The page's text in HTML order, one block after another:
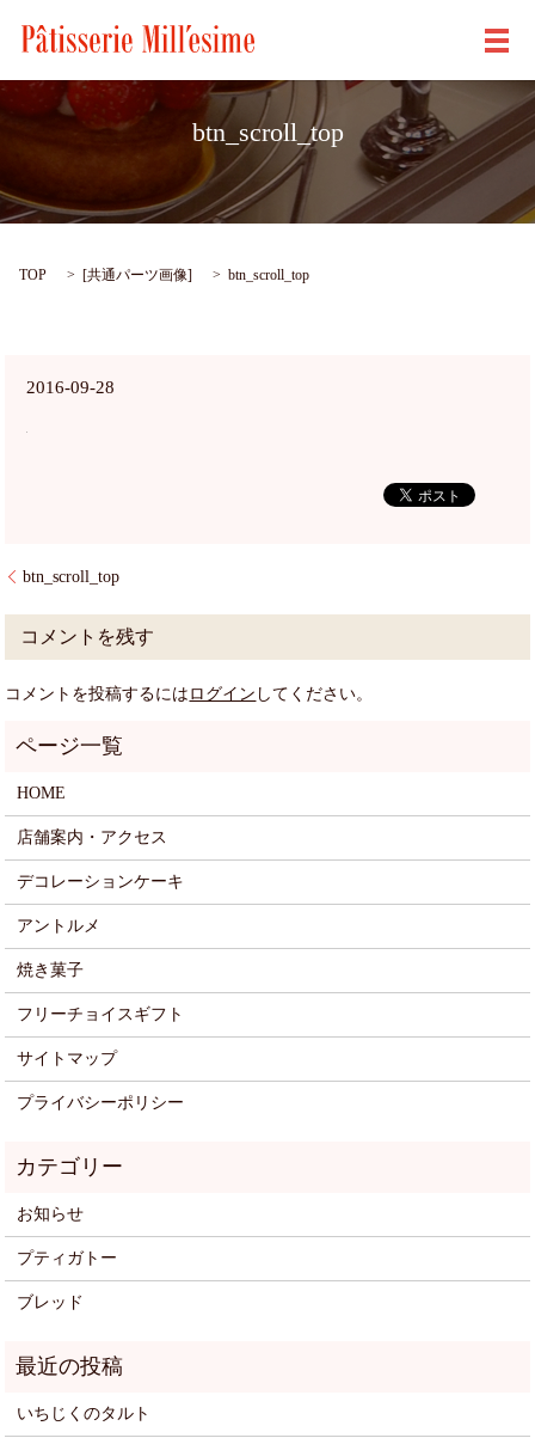
メ
btn_scroll_top
TOP [共通パーツ画像] btn_scroll_top
2016-09-28
btn_scroll_top
コメントを残す
コメントを投稿するには ログイン してください。
HOME
店舗案内・アクセス
デコレーションケーキ
アントルメ
焼き菓子
フリーチョイスギフト
サイトマップ
プライバシーポリシー
お知らせ
プティガトー
ブレッド
いちじくのタルト